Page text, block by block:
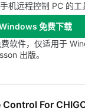
机远程控制 PC 的工
免费下载
软件，仅适用于
出版。
Control For